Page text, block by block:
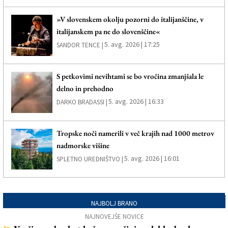
»V slovenskem okolju pozorni do italijanščine, v
italijanskem pa ne do slovenščine«
SANDOR TENCE |5. avg. 2026 | 17:25
S petkovimi nevihtami se bo vročina zmanjšala le
delno in prehodno
DARKO BRADASSI |5. avg. 2026 | 16:33
Tropske noči namerili v več krajih nad 1000 metrov
nadmorske višine
SPLETNO UREDNIŠTVO |5. avg. 2026 | 16:01
NAJBOLJ BRANO
NAJNOVEJŠE NOVICE